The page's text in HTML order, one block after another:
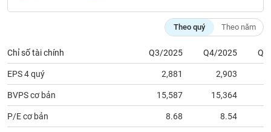
Theo quý Theo năm
Chỉ số tài chính Q3/2025 Q4/2025
EPS 4 quý 2,881 2,903
BVPS cơ bản 15,587 15,364
P/E cơ bản 8.68 8.54